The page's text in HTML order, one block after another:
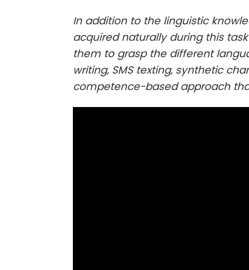
In addition to the linguistic
acquired naturally during this
them to grasp the different
writing, SMS texting, synthetic
competence-based approach